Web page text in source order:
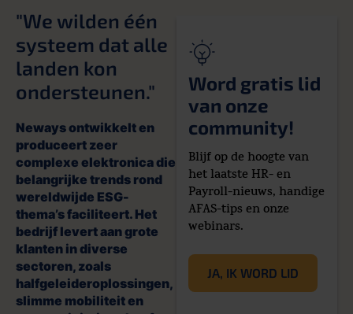
"We wilden één
systeem dat alle
landen kon
ondersteunen."
Neways ontwikkelt en
produceert zeer
complexe elektronica die
belangrijke trends rond
wereldwijde ESG-
thema’s faciliteert. Het
bedrijf levert aan grote
klanten in diverse
sectoren, zoals
halfgeleideroplossingen,
slimme mobiliteit en
Word gratis lid
van onze
community!
Blijf op de hoogte van
het laatste HR- en
Payroll-nieuws, handige
AFAS-tips en onze
webinars.
JA, IK WORD LID